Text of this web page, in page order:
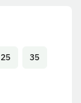
25 35